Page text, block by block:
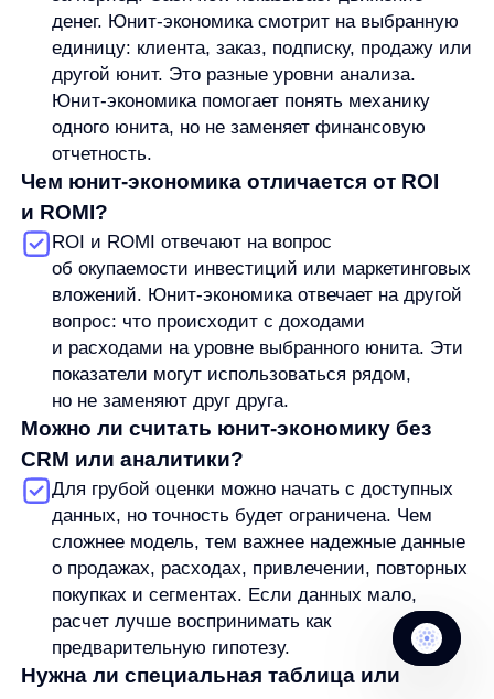
Я ознакомился с условиями Политики обработки персональных данных и даюсогласие
Свяжитесь со мной
Продукты
anyQuery
anyRecs
anyReviews
anyImages
Материалы
Документация
по интеграции
Сведения
об IT-деятельности
Контакты
support@diginetica.com
+7 (985) 674-48-98
Вакансии
Документы
Реквизиты
Лицензионный договор-оферта
Политика обработки персональных данных
Согласие на обработку персональных данных
Рекомендательные алгоритмы
Деятельность в области ИТ
Согласие на получение рекламных и информационных
Руководство пользователя
Функциональные характеристики программного обеспечения